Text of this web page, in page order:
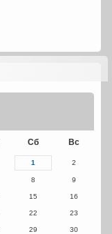
Сб Вс
1 2
8 9
15 16
22 23
29 30